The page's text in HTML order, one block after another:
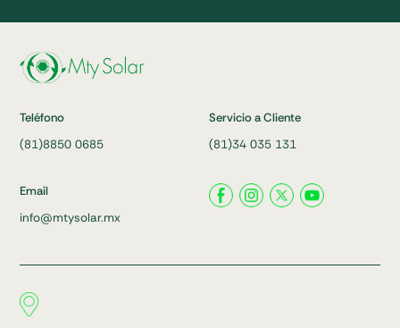
Teléfono
(81)8850 0685
Servicio a Cliente
(81)34 035 131
Email
info@mtysolar.mx